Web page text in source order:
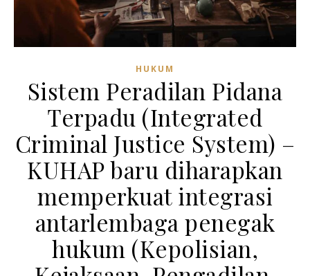
HUKUM
Sistem Peradilan Pidana
Terpadu (Integrated
Criminal Justice System) –
KUHAP baru diharapkan
memperkuat integrasi
antarlembaga penegak
hukum (Kepolisian,